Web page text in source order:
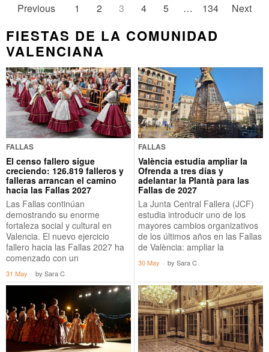
Previous 1 2 3 4 5 … 134 Next
FIESTAS DE LA COMUNIDAD
VALENCIANA
FALLAS
El censo fallero sigue
creciendo: 126.819 falleros y
falleras arrancan el camino
hacia las Fallas 2027
Las Fallas continúan
demostrando su enorme
fortaleza social y cultural en
Valencia. El nuevo ejercicio
fallero hacia las Fallas 2027 ha
comenzado con un
31 May by Sara C
FALLAS
València estudia ampliar la
Ofrenda a tres días y
adelantar la Plantà para las
Fallas de 2027
La Junta Central Fallera (JCF)
estudia introducir uno de los
mayores cambios organizativos
de los últimos años en las Fallas
de València: ampliar la
30 May by Sara C